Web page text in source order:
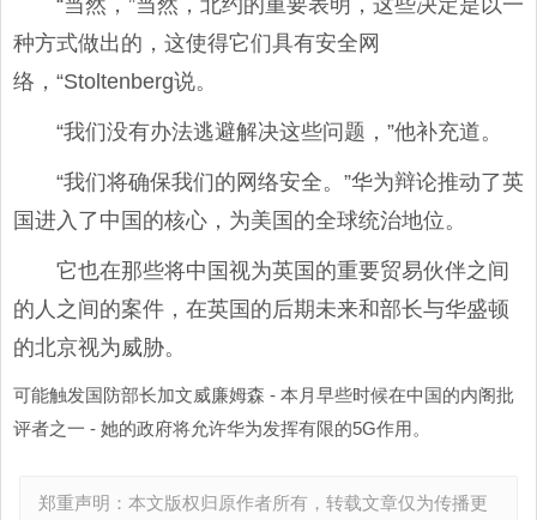
“当然，”当然，北约的重要表明，这些决定是以一
种方式做出的，这使得它们具有安全网
络，“Stoltenberg说。
“我们没有办法逃避解决这些问题，”他补充道。
“我们将确保我们的网络安全。”华为辩论推动了英
国进入了中国的核心，为美国的全球统治地位。
它也在那些将中国视为英国的重要贸易伙伴之间
的人之间的案件，在英国的后期未来和部长与华盛顿
的北京视为威胁。
可能触发国防部长加文威廉姆森 - 本月早些时候在中国的内阁批
评者之一 - 她的政府将允许华为发挥有限的5G作用。
郑重声明：本文版权归原作者所有，转载文章仅为传播更